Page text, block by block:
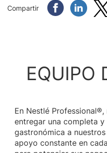
Compartir CompartirCompartir
EQUIPO
En Nestlé
entregar una completa
gastronómica a
apoyo constante en